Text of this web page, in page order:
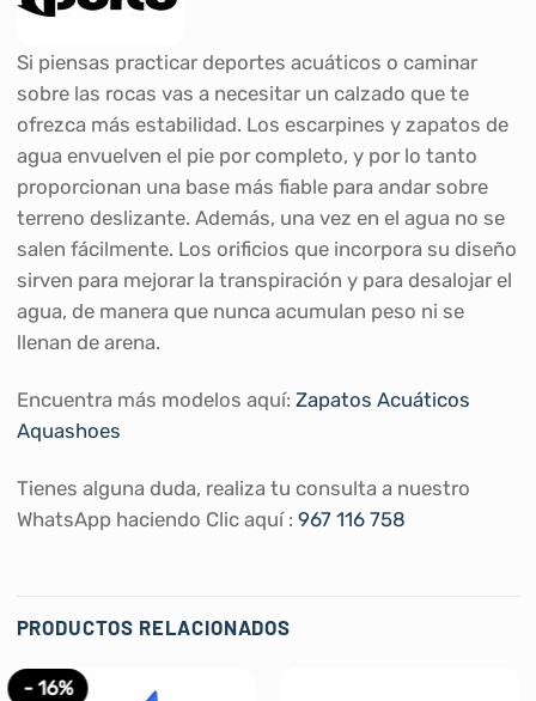
Si piensas practicar deportes acuáticos o caminar
sobre las rocas vas a necesitar un calzado que te
ofrezca más estabilidad. Los escarpines y zapatos de
agua envuelven el pie por completo, y por lo tanto
proporcionan una base más fiable para andar sobre
terreno deslizante. Además, una vez en el agua no se
salen fácilmente. Los orificios que incorpora su diseño
sirven para mejorar la transpiración y para desalojar el
agua, de manera que nunca acumulan peso ni se
llenan de arena.
Encuentra más modelos aquí: Zapatos Acuáticos
Aquashoes
Tienes alguna duda, realiza tu consulta a nuestro
WhatsApp haciendo Clic aquí : 967 116 758
PRODUCTOS RELACIONADOS
- 16%